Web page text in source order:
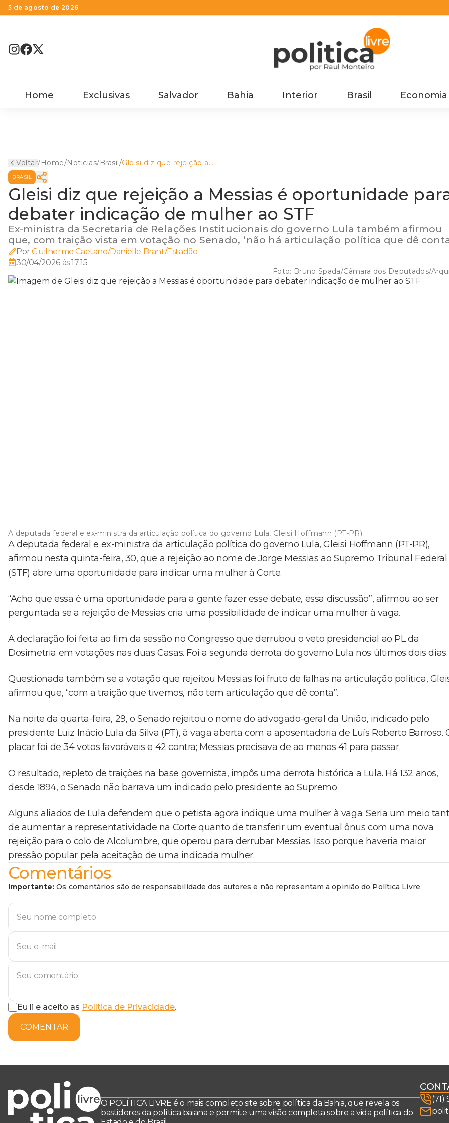
5 de agosto de 2026
Home Exclusivas Salvador Bahia Interior Brasil Economia
Voltar/Home/Noticias/Brasil/Gleisi diz que rejeição a
Messias é oportunidade para
ao STF
BRASIL
Gleisi diz que rejeição a Messias é oportunidade
debater indicação de mulher ao STF
Ex-ministra da Secretaria de Relações Institucionais do governo Lula também afirmou
que, com traição vista em votação no Senado, ‘não há articulação política que dê
Por Guilherme Caetano/Danielle Brant/Estadão
30/04/2026 às 17:15
Foto: Bruno Spada/Câmara dos Deputados/
A deputada federal e ex-ministra da articulação política do governo Lula, Gleisi Hoffmann (PT-PR)
A deputada federal e ex-ministra da articulação política do governo Lula, Gleisi Hoffmann (PT-PR),
afirmou nesta quinta-feira, 30, que a rejeição ao nome de Jorge Messias ao Supremo Tribunal Federal
(STF) abre uma oportunidade para indicar uma mulher à Corte.
“Acho que essa é uma oportunidade para a gente fazer esse debate, essa discussão”, afirmou ao ser
perguntada se a rejeição de Messias cria uma possibilidade de indicar uma mulher à vaga.
A declaração foi feita ao fim da sessão no Congresso que derrubou o veto presidencial ao PL da
Dosimetria em votações nas duas Casas. Foi a segunda derrota do governo Lula nos últimos dois dias.
Questionada também se a votação que rejeitou Messias foi fruto de falhas na articulação política,
afirmou que, “com a traição que tivemos, não tem articulação que dê conta”.
Na noite da quarta-feira, 29, o Senado rejeitou o nome do advogado-geral da União, indicado pelo
presidente Luiz Inácio Lula da Silva (PT), à vaga aberta com a aposentadoria de Luís Roberto Barroso.
placar foi de 34 votos favoráveis e 42 contra; Messias precisava de ao menos 41 para passar.
O resultado, repleto de traições na base governista, impôs uma derrota histórica a Lula. Há 132 anos,
desde 1894, o Senado não barrava um indicado pelo presidente ao Supremo.
Alguns aliados de Lula defendem que o petista agora indique uma mulher à vaga. Seria um meio
de aumentar a representatividade na Corte quanto de transferir um eventual ônus com uma nova
rejeição para o colo de Alcolumbre, que operou para derrubar Messias. Isso porque haveria maior
pressão popular pela aceitação de uma indicada mulher.
Comentários
Importante: Os comentários são de responsabilidade dos autores e não representam a opinião do Política Livre
Eu li e aceito as Política de Privacidade.
COMENTAR
O POLÍTICA LIVRE é o mais completo site sobre política da Bahia, que revela os
bastidores da política baiana e permite uma visão completa sobre a vida política do
(71)